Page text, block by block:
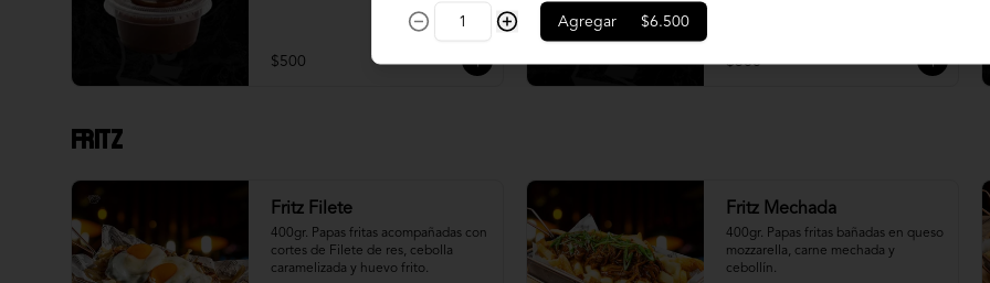
$500 $500
Fritz
Fritz Filete
400gr. Papas fritas acompañadas con
cortes de Filete de res, cebolla
caramelizada y huevo frito.
Fritz Mechada
400gr. Papas fritas bañadas en queso
mozzarella, carne mechada y
cebollín.
Agregar $6.500